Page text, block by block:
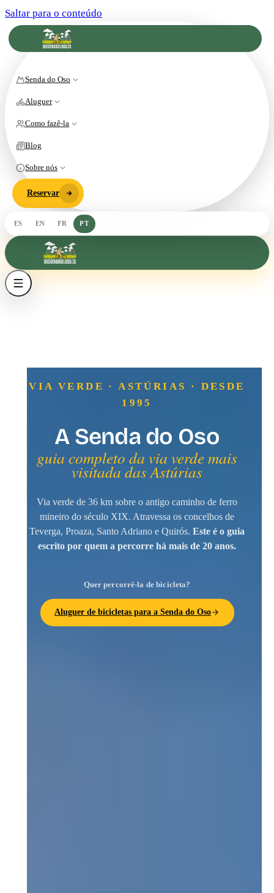
Saltar para o conteúdo
Senda do Oso
Aluguer
Como fazê-la
Blog
Sobre nós
Reservar
ES EN FR PT
VIA VERDE · ASTÚRIAS · DESDE
1995
A Senda do Oso
guia completo da via verde mais
visitada das Astúrias
Via verde de 36 km sobre o antigo caminho de ferro
mineiro do século XIX. Atravessa os concelhos de
Teverga, Proaza, Santo Adriano e Quirós. Este é o guia
escrito por quem a percorre há mais de 20 anos.
Quer percorrê-la de bicicleta?
Aluguer de bicicletas para a Senda do Oso